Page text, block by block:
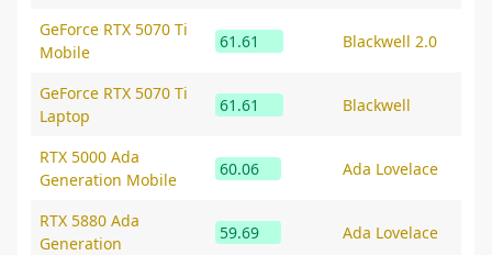
GeForce RTX 5070 Ti
Mobile
61.61 Blackwell 2.0
GeForce RTX 5070 Ti
Laptop
61.61 Blackwell
RTX 5000 Ada
Generation Mobile
60.06 Ada Lovelace
RTX 5880 Ada
Generation
59.69 Ada Lovelace